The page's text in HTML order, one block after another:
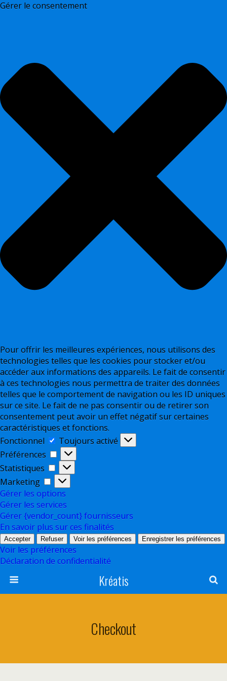
Gérer le consentement
Pour offrir les meilleures expériences, nous utilisons des
technologies telles que les cookies pour stocker et/ou
accéder aux informations des appareils. Le fait de consentir
à ces technologies nous permettra de traiter des données
telles que le comportement de navigation ou les ID uniques
sur ce site. Le fait de ne pas consentir ou de retirer son
consentement peut avoir un effet négatif sur certaines
caractéristiques et fonctions.
Fonctionnel
Fonctionnel
Toujours activé
Préférences
Préférences
Statistiques
Statistiques
Marketing
Marketing
Gérer les options
Gérer les services
Gérer {vendor_count} fournisseurs
En savoir plus sur ces finalités
Accepter Refuser Voir les préférences Enregistrer les préférences
Voir les préférences
Déclaration de confidentialité
Kréatis
Checkout